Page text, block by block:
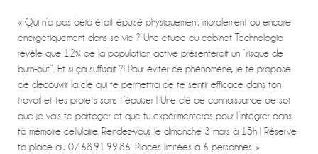
« Qui n’a pas déjà était épuisé physiquement, moralement ou encore
énergétiquement dans sa vie ? Une étude du cabinet Technologia
révèle que 12% de la population active présenterait un “risque de
burn-out”. Et si ça suffisait ?! Pour éviter ce phénomène, je te propose
de découvrir la clé qui te permettra de te sentir efficace dans ton
travail et tes projets sans t’épuiser ! Une clé de connaissance de soi
que je vais te partager et que tu expérimenteras pour l’intégrer dans
ta mémoire cellulaire. Rendez-vous le dimanche 3 mars à 15h ! Réserve
ta place au 07.68.91.99.86. Places limitées à 6 personnes. »